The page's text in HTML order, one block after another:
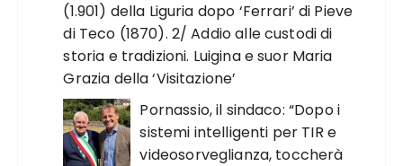
(1.901) della Liguria dopo ‘Ferrari’ di Pieve
di Teco (1870). 2/ Addio alle custodi di
storia e tradizioni. Luigina e suor Maria
Grazia della ‘Visitazione’
Pornassio, il sindaco: “Dopo i
sistemi intelligenti per TIR e
videosorveglianza, toccherà